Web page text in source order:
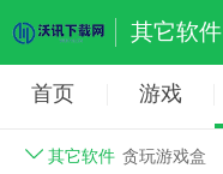
其它软件
首页 游戏
其它软件 贪玩游戏盒